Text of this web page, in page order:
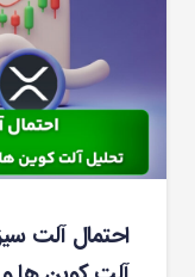
احتمال آلت